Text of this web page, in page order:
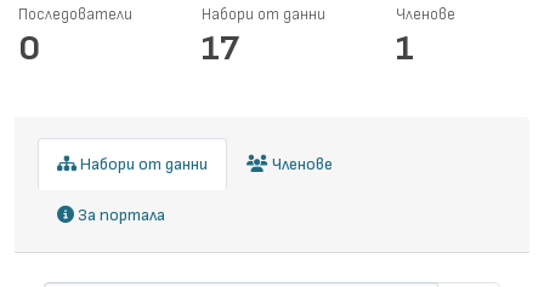
Последователи
0
Набори от данни
17
Членове
1
Набори от данни Членове
За портала